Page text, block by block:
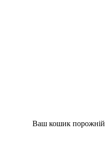
Ваш кошик порожній